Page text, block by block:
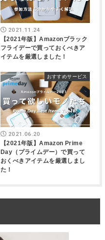
2021.11.24
【2021年版】Amazonブラック
フライデーで買っておくべきア
イテムを厳選しました！
おすすめサービス
2021.06.20
【2021年版】Amazon Prime
Day（プライムデー）で買って
おくべきアイテムを厳選しまし
た！